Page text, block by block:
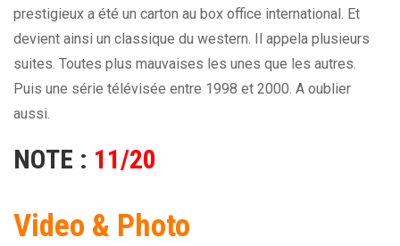
prestigieux a été un carton au box office international. Et
devient ainsi un classique du western. Il appela plusieurs
suites. Toutes plus mauvaises les unes que les autres.
Puis une série télévisée entre 1998 et 2000. A oublier
aussi.
NOTE : 11/20
Video & Photo